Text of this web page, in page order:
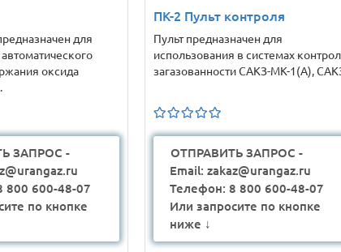
для
оксида
ЗАПРОС -
800 600-48-07
по кнопке
ПК-2 Пульт контроля
Пульт предназначен для
использования в системах
загазованности САКЗ-МК-1(А),
ОТПРАВИТЬ ЗАПРОС -
Email: zakaz@urangaz.ru
Телефон: 8 800 600-48-07
Или запросите по кнопке
ниже ↓